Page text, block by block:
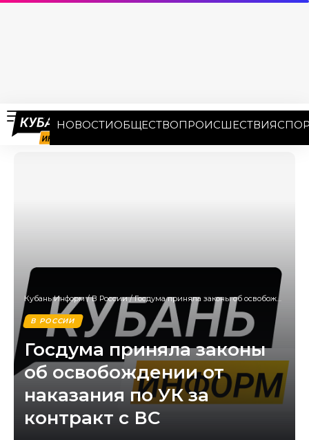
НОВОСТИОБЩЕСТВОПРОИСШЕСТВИЯ
Кубань Информ/В России/Госдума приняла законы об освобождении от наказания по УК за контракт с ВС
В РОССИИ
Госдума приняла законы
об освобождении от
наказания по УК за
контракт с ВС